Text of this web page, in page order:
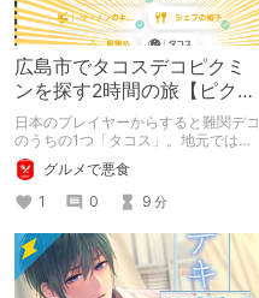
広島市でタコスデコピクミ
ンを探す2時間の旅【ピクミ
ンブルーム / Pikmin
Bloom】
日本のプレイヤーからすると難関デコ
のうちの1つ「タコス」。地元では見
つけられなかった男が広島で探す旅を
お送りします。ねくすと5月のテーマ
「お出かけの記録」。
グルメで悪食
1
0 9 分